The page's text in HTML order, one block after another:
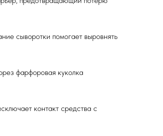
сыворотки помогает выровнять
фарфоровая куколка
контакт средства с